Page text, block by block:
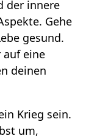
der innere
Gehe
gesund.
auf eine
deinen
Krieg sein.
um,